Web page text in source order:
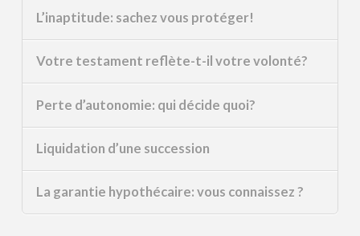
L’inaptitude: sachez vous protéger!
Votre testament reflète-t-il votre volonté?
Perte d’autonomie: qui décide quoi?
Liquidation d’une succession
La garantie hypothécaire: vous connaissez ?